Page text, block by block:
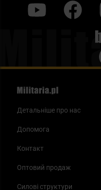
Детальніше про нас
Допомога
Контакт
Оптовий продаж
Силові структури